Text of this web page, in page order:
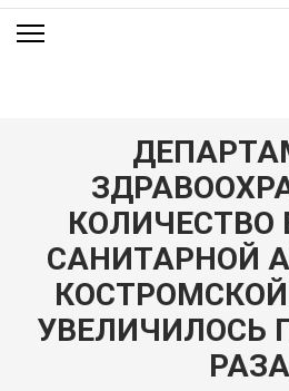
КОЛИЧЕСТВО
САНИТАРНОЙ
УВЕЛИЧИЛОСЬ
РАЗА